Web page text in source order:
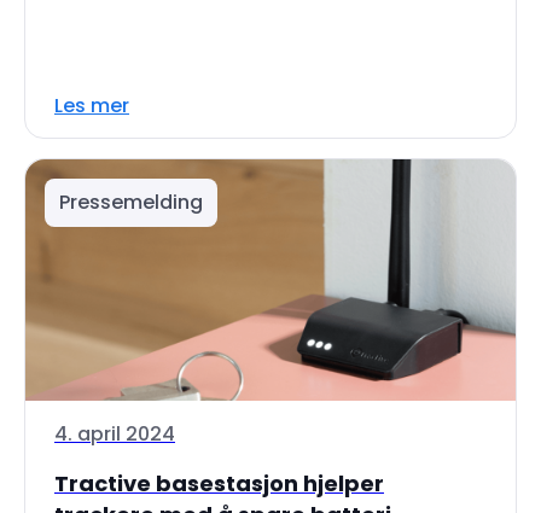
Les mer
Pressemelding
4. april 2024
Tractive basestasjon hjelper